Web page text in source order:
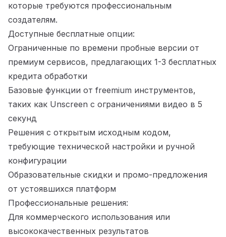
которые требуются профессиональным
создателям.
Доступные бесплатные опции:
Ограниченные по времени пробные версии от
премиум сервисов, предлагающих 1-3 бесплатных
кредита обработки
Базовые функции от freemium инструментов,
таких как Unscreen с ограничениями видео в 5
секунд
Решения с открытым исходным кодом,
требующие технической настройки и ручной
конфигурации
Образовательные скидки и промо-предложения
от устоявшихся платформ
Профессиональные решения:
Для коммерческого использования или
высококачественных результатов